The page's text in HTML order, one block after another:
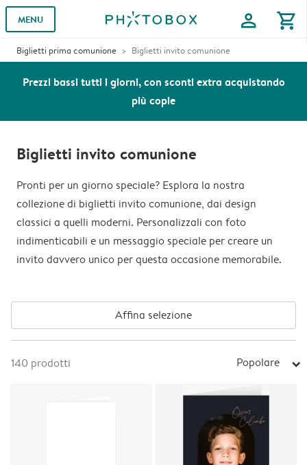
MENU profile shopping_cart
Biglietti prima comunione Biglietti invito comunione
Prezzi bassi tutti i giorni, con sconti extra acquistando
più copie
Biglietti invito comunione
Pronti per un giorno speciale? Esplora la nostra
collezione di biglietti invito comunione, dai design
classici a quelli moderni. Personalizzali con foto
indimenticabili e un messaggio speciale per creare un
invito davvero unico per questa occasione memorabile.
Affina selezione
140 prodotti Popolare arrow_right